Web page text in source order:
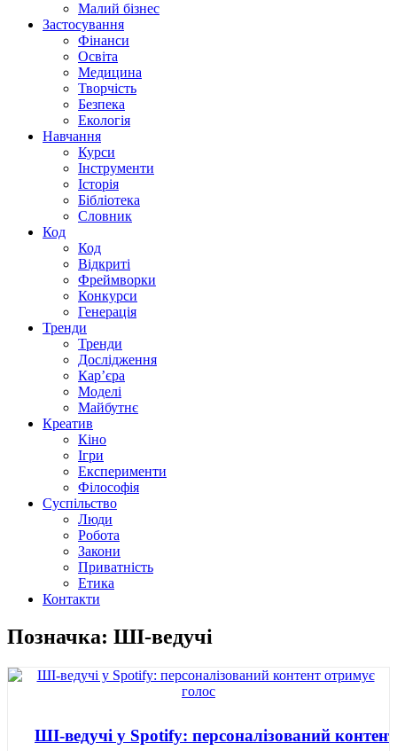
Малий бізнес
Застосування
Фінанси
Освіта
Медицина
Творчість
Безпека
Екологія
Навчання
Курси
Інструменти
Історія
Бібліотека
Словник
Код
Код
Відкриті
Фреймворки
Конкурси
Генерація
Тренди
Тренди
Дослідження
Кар’єра
Моделі
Майбутнє
Креатив
Кіно
Ігри
Експерименти
Філософія
Суспільство
Люди
Робота
Закони
Приватність
Етика
Контакти
Позначка: ШІ-ведучі
ШІ-ведучі у Spotify: персоналізований контент